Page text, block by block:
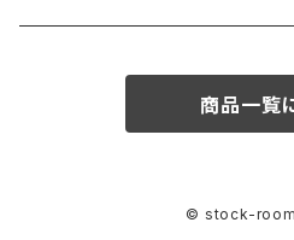
商品一覧
© stock-